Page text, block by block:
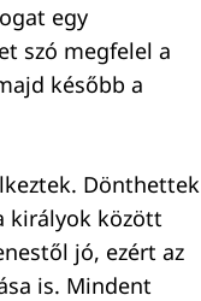
egy
szó megfelel a
később a
Dönthettek
királyok között
jó, ezért az
is. Mindent